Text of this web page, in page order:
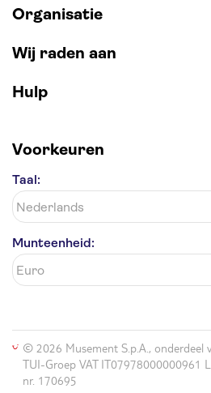
Alcatraz
Park Güell
Organisatie
Wij raden aan
Hulp
Voorkeuren
Taal:
Munteenheid:
© 2026 Musement S.p.A., onderdeel
TUI-Groep VAT IT07978000000961
nr. 170695